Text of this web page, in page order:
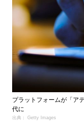
プラットフォームが「ア
代に
出典： Getty Images